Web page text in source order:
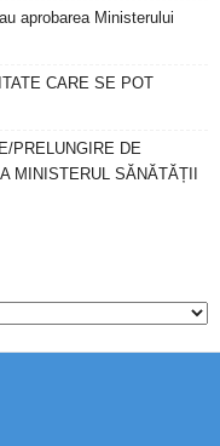
aprobarea Ministerului
CARE SE POT
PRELUNGIRE DE
MINISTERUL SĂNĂTĂȚII